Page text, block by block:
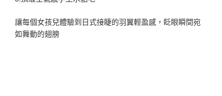
讓每個女孩兒體驗到日式接睫的羽翼輕盈感，眨眼瞬間宛
如舞動的翅膀